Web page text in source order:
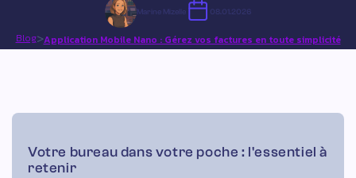
Blog>Application Mobile Nano : Gérez vos factures en toute simplicité
Marine Mizelle 08.01.2026
Votre bureau dans votre poche : l'essentiel à
retenir